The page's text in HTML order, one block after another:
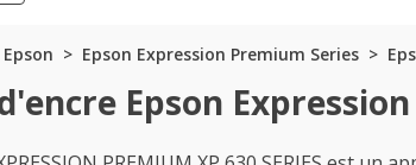
Epson Epson Expression Premium Series
Epson